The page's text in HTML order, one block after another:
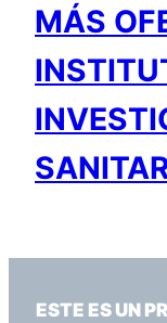
MÁS
ESTE ES UN